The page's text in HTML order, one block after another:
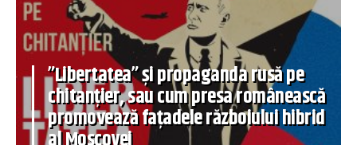
”Libertatea” și propaganda rusă pe
chitanțier, sau cum presa românească
promovează fațadele războiului hibrid